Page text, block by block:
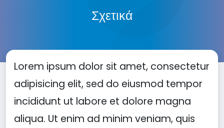
Σχετικά
Lorem ipsum dolor sit amet, consectetur
adipisicing elit, sed do eiusmod tempor
incididunt ut labore et dolore magna
aliqua. Ut enim ad minim veniam, quis